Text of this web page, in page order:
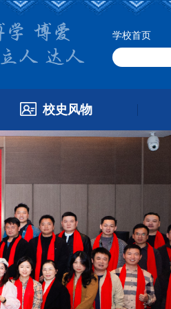
学校首页
校史风物